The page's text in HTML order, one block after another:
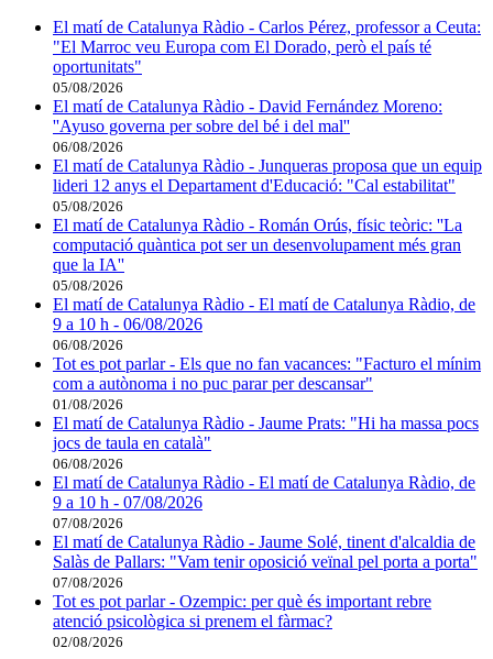
El matí de Catalunya Ràdio - Carlos Pérez, professor a Ceuta:
"El Marroc veu Europa com El Dorado, però el país té
oportunitats"
05/08/2026
El matí de Catalunya Ràdio - David Fernández Moreno:
''Ayuso governa per sobre del bé i del mal''
06/08/2026
El matí de Catalunya Ràdio - Junqueras proposa que un equip
lideri 12 anys el Departament d'Educació: "Cal estabilitat"
05/08/2026
El matí de Catalunya Ràdio - Román Orús, físic teòric: ''La
computació quàntica pot ser un desenvolupament més gran
que la IA''
05/08/2026
El matí de Catalunya Ràdio - El matí de Catalunya Ràdio, de
9 a 10 h - 06/08/2026
06/08/2026
Tot es pot parlar - Els que no fan vacances: "Facturo el mínim
com a autònoma i no puc parar per descansar"
01/08/2026
El matí de Catalunya Ràdio - Jaume Prats: "Hi ha massa pocs
jocs de taula en català"
06/08/2026
El matí de Catalunya Ràdio - El matí de Catalunya Ràdio, de
9 a 10 h - 07/08/2026
07/08/2026
El matí de Catalunya Ràdio - Jaume Solé, tinent d'alcaldia de
Salàs de Pallars: "Vam tenir oposició veïnal pel porta a porta"
07/08/2026
Tot es pot parlar - Ozempic: per què és important rebre
atenció psicològica si prenem el fàrmac?
02/08/2026